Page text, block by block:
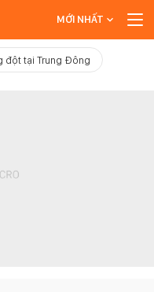
MỚI NHẤT
đột tại Trung Đông